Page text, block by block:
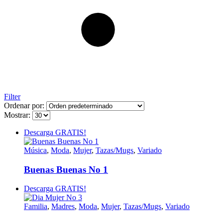
Filter
Ordenar por:
Mostrar:
Descarga GRATIS!
Música, Moda, Mujer, Tazas/Mugs, Variado
Buenas Buenas No 1
Descarga GRATIS!
Familia, Madres, Moda, Mujer, Tazas/Mugs, Variado